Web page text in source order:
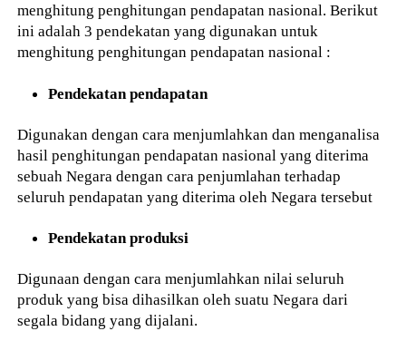
menghitung penghitungan pendapatan nasional. Berikut
ini adalah 3 pendekatan yang digunakan untuk
menghitung penghitungan pendapatan nasional :
Pendekatan pendapatan
Digunakan dengan cara menjumlahkan dan menganalisa
hasil penghitungan pendapatan nasional yang diterima
sebuah Negara dengan cara penjumlahan terhadap
seluruh pendapatan yang diterima oleh Negara tersebut
Pendekatan produksi
Digunaan dengan cara menjumlahkan nilai seluruh
produk yang bisa dihasilkan oleh suatu Negara dari
segala bidang yang dijalani.